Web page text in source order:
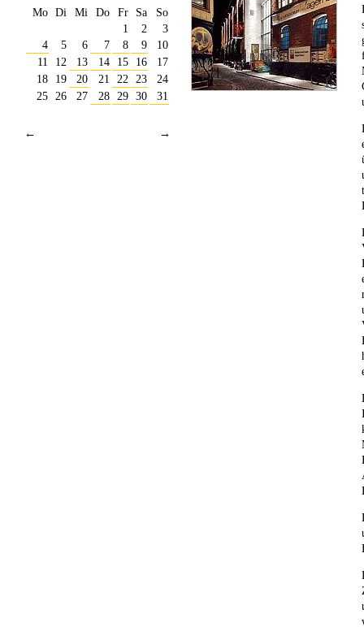
Mo Di Mi Do Fr Sa
So
1
2
3
4
5 6 7 8 9
10
11
12 13 14 15 16
17
18
19 20 21 22 23
24
25 26 27 28 29 30 31
← →